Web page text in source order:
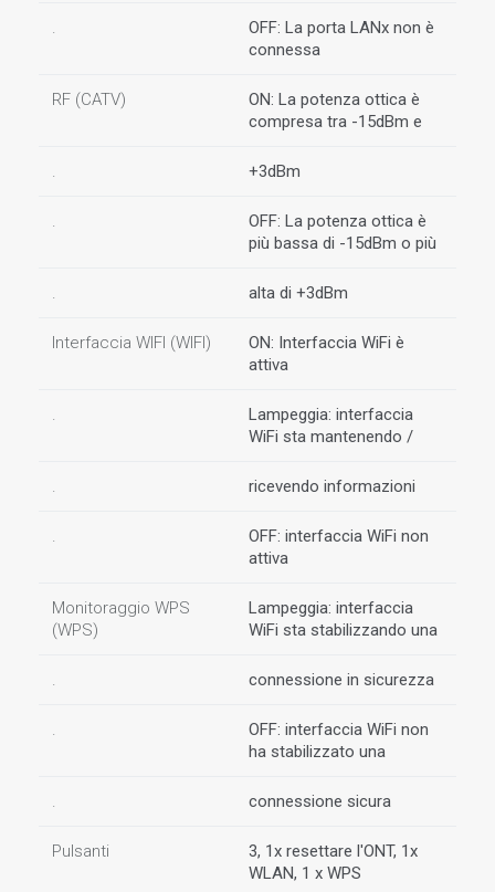
.
OFF: La porta LANx non è
connessa
RF (CATV)
ON: La potenza ottica è
compresa tra -15dBm e
. +3dBm
.
OFF: La potenza ottica è
più bassa di -15dBm o più
. alta di +3dBm
Interfaccia WIFI (WIFI)
ON: Interfaccia WiFi è
attiva
.
Lampeggia: interfaccia
WiFi sta mantenendo /
. ricevendo informazioni
.
OFF: interfaccia WiFi non
attiva
Monitoraggio WPS
(WPS)
Lampeggia: interfaccia
WiFi sta stabilizzando una
. connessione in sicurezza
.
OFF: interfaccia WiFi non
ha stabilizzato una
. connessione sicura
Pulsanti
3, 1x resettare l'ONT, 1x
WLAN, 1 x WPS